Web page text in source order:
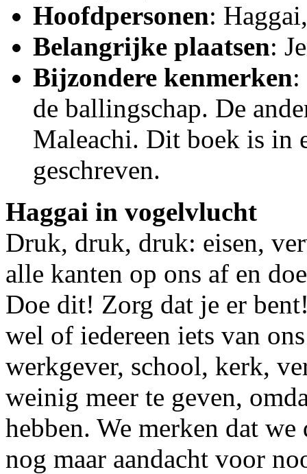
Hoofdpersonen:
Belangrijke plaatsen:
Bijzondere kenmerken:
de ballingschap. De
Maleachi. Dit boek is in
geschreven.
Haggai in vogelvlucht
Druk, druk, druk: eisen,
alle kanten op ons af en
Doe dit! Zorg dat je er
wel of iedereen iets van
werkgever, school, kerk,
weinig meer te geven,
hebben. We merken dat
nog maar aandacht voor